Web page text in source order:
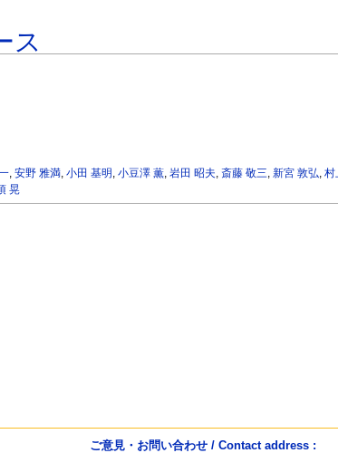
ス
,安野 雅満,小田 基明 ,小豆澤 薫,岩田 昭夫,斎藤 敬三,新宮 敦弘,村
晃
ご意見・お問い合わせ / Contact address :